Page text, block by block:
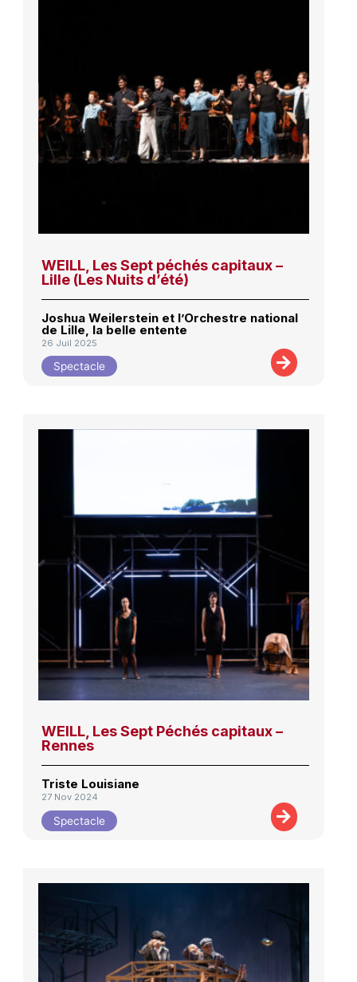
WEILL, Les Sept péchés capitaux –
Lille (Les Nuits d’été)
Joshua Weilerstein et l’Orchestre national
de Lille, la belle entente
26 Juil 2025
Spectacle
WEILL, Les Sept Péchés capitaux –
Rennes
Triste Louisiane
27 Nov 2024
Spectacle